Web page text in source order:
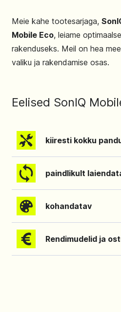
Meie kahe tootesarjaga,
Mobile Eco, leiame
rakenduseks. Meil on hea
valiku ja rakendamise osas.
Eelised SonIQ
kiiresti kokku
paindlikult
kohandatav
Rendimudelid ja